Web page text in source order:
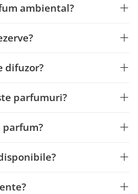
ambiental?
difuzor?
parfumuri?
parfum?